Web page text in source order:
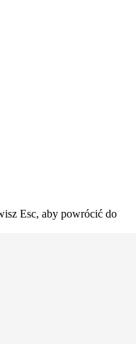
Esc, aby powrócić do